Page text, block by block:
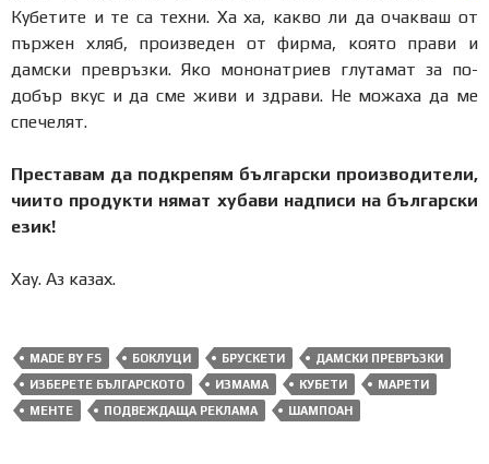
Кубетите и те са техни. Ха ха, какво ли да очакваш от
пържен хляб, произведен от фирма, която прави и
дамски превръзки. Яко мононатриев глутамат за по-
добър вкус и да сме живи и здрави. Не можаха да ме
спечелят.
Преставам да подкрепям български производители,
чиито продукти нямат хубави надписи на български
език!
Хау. Аз казах.
MADE BY FS БОКЛУЦИ БРУСКЕТИ
ДАМСКИ ПРЕВРЪЗКИ
ИЗБЕРЕТЕ БЪЛГАРСКОТО
ИЗМАМА КУБЕТИ
МАРЕТИ
МЕНТЕ
ПОДВЕЖДАЩА РЕКЛАМА ШАМПОАН